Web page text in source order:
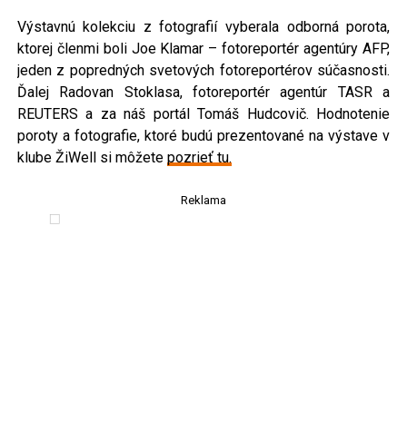
Výstavnú kolekciu z fotografií vyberala odborná porota,
ktorej členmi boli Joe Klamar – fotoreportér agentúry AFP,
jeden z popredných svetových fotoreportérov súčasnosti.
Ďalej Radovan Stoklasa, fotoreportér agentúr TASR a
REUTERS a za náš portál Tomáš Hudcovič. Hodnotenie
poroty a fotografie, ktoré budú prezentované na výstave v
klube ŽiWell si môžete pozrieť tu.
Reklama